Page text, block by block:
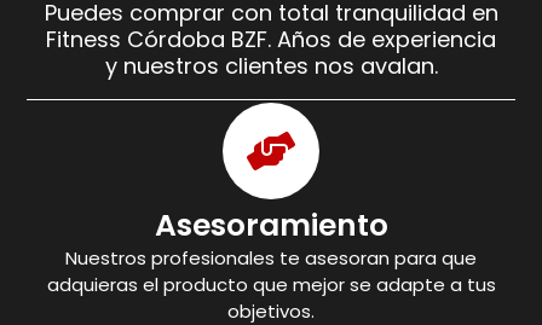
Puedes comprar con total tranquilidad en
Fitness Córdoba BZF. Años de experiencia
y nuestros clientes nos avalan.
Asesoramiento
Nuestros profesionales te asesoran para que
adquieras el producto que mejor se adapte a tus
objetivos.